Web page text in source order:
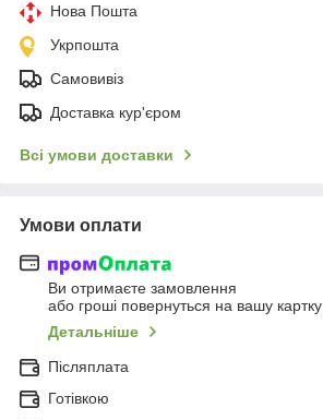
Нова Пошта
Укрпошта
Самовивіз
Доставка кур'єром
Всі умови доставки
Умови оплати
Ви отримаєте замовлення
або гроші повернуться на вашу картку
Детальніше
Післяплата
Готівкою